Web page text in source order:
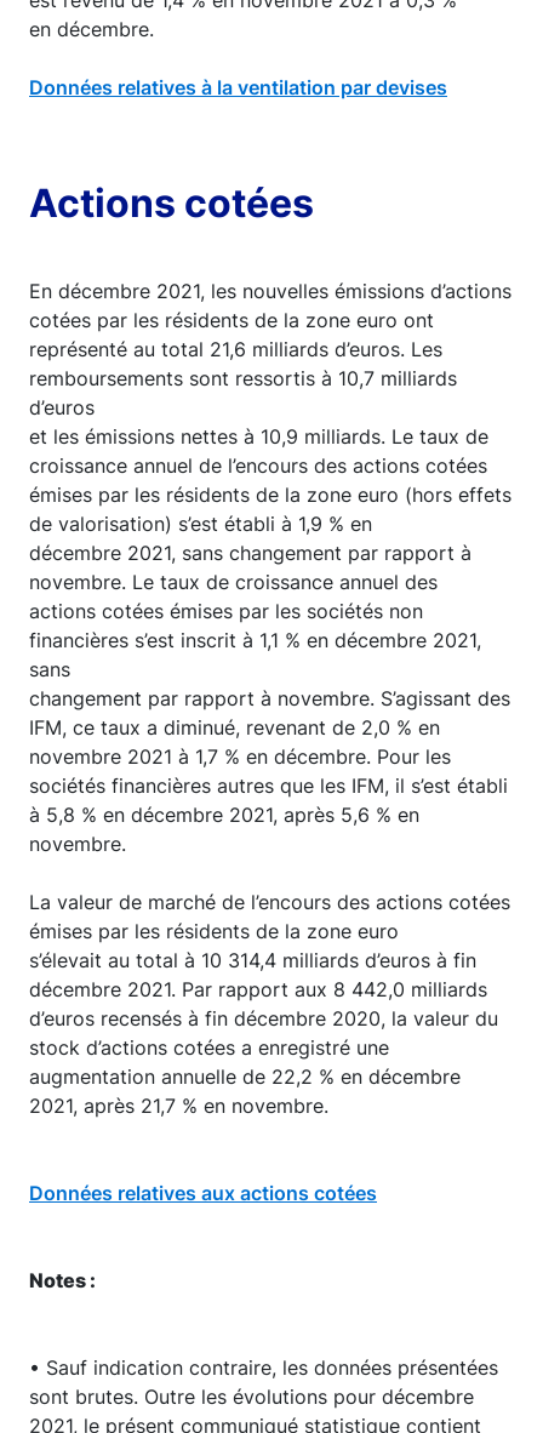
en décembre.
Données relatives à la ventilation par devises
Actions cotées
En décembre 2021, les nouvelles émissions d’actions
cotées par les résidents de la zone euro ont
représenté au total 21,6 milliards d’euros. Les
remboursements sont ressortis à 10,7 milliards
d’euros
et les émissions nettes à 10,9 milliards. Le taux de
croissance annuel de l’encours des actions cotées
émises par les résidents de la zone euro (hors effets
de valorisation) s’est établi à 1,9 % en
décembre 2021, sans changement par rapport à
novembre. Le taux de croissance annuel des
actions cotées émises par les sociétés non
financières s’est inscrit à 1,1 % en décembre 2021,
sans
changement par rapport à novembre. S’agissant des
IFM, ce taux a diminué, revenant de 2,0 % en
novembre 2021 à 1,7 % en décembre. Pour les
sociétés financières autres que les IFM, il s’est établi
à 5,8 % en décembre 2021, après 5,6 % en
novembre.
La valeur de marché de l’encours des actions cotées
émises par les résidents de la zone euro
s’élevait au total à 10 314,4 milliards d’euros à fin
décembre 2021. Par rapport aux 8 442,0 milliards
d’euros recensés à fin décembre 2020, la valeur du
stock d’actions cotées a enregistré une
augmentation annuelle de 22,2 % en décembre
2021, après 21,7 % en novembre.
Données relatives aux actions cotées
Notes :
• Sauf indication contraire, les données présentées
sont brutes. Outre les évolutions pour décembre
2021, le présent communiqué statistique contient